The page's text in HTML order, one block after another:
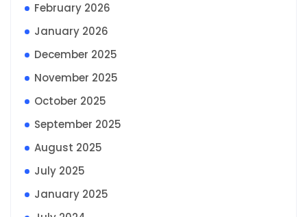
February 2026
January 2026
December 2025
November 2025
October 2025
September 2025
August 2025
July 2025
January 2025